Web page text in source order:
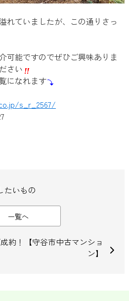
れていましたが、この通りさっ
可能ですのでぜひご興味ありま
さい
になれます
s_r_2567/
たいもの
一覧へ
約！【守谷市中古マンショ
ン】